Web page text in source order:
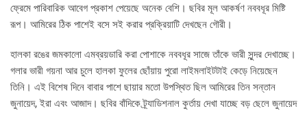
ফ্রেমে পারিবারিক আবেগ প্রকাশ পেয়েছে অনেক বেশি। ছবির মূল আকর্ষণ নববধূর মিষ্টি
রূপ। আমিরের ঠিক পাশেই বসে সই করার প্রক্রিয়াটি দেখছেন গৌরী।
হালকা রঙের জমকালো এমব্রয়ডারি করা পোশাকে নববধূর সাজে তাঁকে ভারী সুন্দর দেখাচ্ছে।
গলার ভারী গয়না আর চুলে হালকা ফুলের ছোঁয়ায় পুরো লাইমলাইটটাই কেড়ে নিয়েছেন
তিনি। এই বিশেষ দিনে বাবার পাশে ছায়ার মতো উপস্থিত ছিল আমিরের তিন সন্তান
জুনায়েদ, ইরা এবং আজাদ। ছবির বাঁদিকে ট্র্যাডিশনাল কুর্তায় দেখা যাচ্ছে বড় ছেলে জুনায়েদ